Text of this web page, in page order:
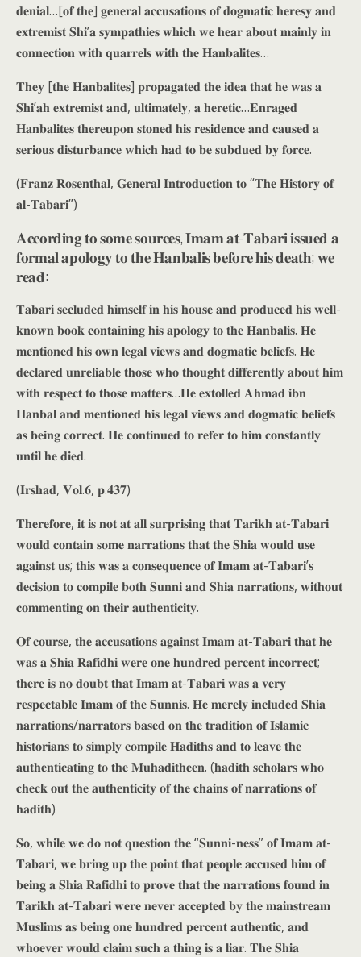
𝐝𝐞𝐧𝐢𝐚𝐥…[𝐨𝐟 𝐭𝐡𝐞] 𝐠𝐞𝐧𝐞𝐫𝐚𝐥 𝐚𝐜𝐜𝐮𝐬𝐚𝐭𝐢𝐨𝐧𝐬 𝐨𝐟 𝐝𝐨𝐠𝐦𝐚𝐭𝐢𝐜 𝐡𝐞𝐫𝐞𝐬𝐲 𝐚𝐧𝐝
𝐞𝐱𝐭𝐫𝐞𝐦𝐢𝐬𝐭 𝐒𝐡𝐢’𝐚 𝐬𝐲𝐦𝐩𝐚𝐭𝐡𝐢𝐞𝐬 𝐰𝐡𝐢𝐜𝐡 𝐰𝐞 𝐡𝐞𝐚𝐫 𝐚𝐛𝐨𝐮𝐭 𝐦𝐚𝐢𝐧𝐥𝐲 𝐢𝐧
𝐜𝐨𝐧𝐧𝐞𝐜𝐭𝐢𝐨𝐧 𝐰𝐢𝐭𝐡 𝐪𝐮𝐚𝐫𝐫𝐞𝐥𝐬 𝐰𝐢𝐭𝐡 𝐭𝐡𝐞 𝐇𝐚𝐧𝐛𝐚𝐥𝐢𝐭𝐞𝐬…
𝐓𝐡𝐞𝐲 [𝐭𝐡𝐞 𝐇𝐚𝐧𝐛𝐚𝐥𝐢𝐭𝐞𝐬] 𝐩𝐫𝐨𝐩𝐚𝐠𝐚𝐭𝐞𝐝 𝐭𝐡𝐞 𝐢𝐝𝐞𝐚 𝐭𝐡𝐚𝐭 𝐡𝐞 𝐰𝐚𝐬 𝐚
𝐒𝐡𝐢’𝐚𝐡 𝐞𝐱𝐭𝐫𝐞𝐦𝐢𝐬𝐭 𝐚𝐧𝐝, 𝐮𝐥𝐭𝐢𝐦𝐚𝐭𝐞𝐥𝐲, 𝐚 𝐡𝐞𝐫𝐞𝐭𝐢𝐜…𝐄𝐧𝐫𝐚𝐠𝐞𝐝
𝐇𝐚𝐧𝐛𝐚𝐥𝐢𝐭𝐞𝐬 𝐭𝐡𝐞𝐫𝐞𝐮𝐩𝐨𝐧 𝐬𝐭𝐨𝐧𝐞𝐝 𝐡𝐢𝐬 𝐫𝐞𝐬𝐢𝐝𝐞𝐧𝐜𝐞 𝐚𝐧𝐝 𝐜𝐚𝐮𝐬𝐞𝐝 𝐚
𝐬𝐞𝐫𝐢𝐨𝐮𝐬 𝐝𝐢𝐬𝐭𝐮𝐫𝐛𝐚𝐧𝐜𝐞 𝐰𝐡𝐢𝐜𝐡 𝐡𝐚𝐝 𝐭𝐨 𝐛𝐞 𝐬𝐮𝐛𝐝𝐮𝐞𝐝 𝐛𝐲 𝐟𝐨𝐫𝐜𝐞.
(𝐅𝐫𝐚𝐧𝐳 𝐑𝐨𝐬𝐞𝐧𝐭𝐡𝐚𝐥, 𝐆𝐞𝐧𝐞𝐫𝐚𝐥 𝐈𝐧𝐭𝐫𝐨𝐝𝐮𝐜𝐭𝐢𝐨𝐧 𝐭𝐨 “𝐓𝐡𝐞 𝐇𝐢𝐬𝐭𝐨𝐫𝐲 𝐨𝐟
𝐚𝐥-𝐓𝐚𝐛𝐚𝐫𝐢”)
𝐀𝐜𝐜𝐨𝐫𝐝𝐢𝐧𝐠 𝐭𝐨 𝐬𝐨𝐦𝐞 𝐬𝐨𝐮𝐫𝐜𝐞𝐬, 𝐈𝐦𝐚𝐦 𝐚𝐭-𝐓𝐚𝐛𝐚𝐫𝐢 𝐢𝐬𝐬𝐮𝐞𝐝 𝐚
𝐟𝐨𝐫𝐦𝐚𝐥 𝐚𝐩𝐨𝐥𝐨𝐠𝐲 𝐭𝐨 𝐭𝐡𝐞 𝐇𝐚𝐧𝐛𝐚𝐥𝐢𝐬 𝐛𝐞𝐟𝐨𝐫𝐞 𝐡𝐢𝐬 𝐝𝐞𝐚𝐭𝐡; 𝐰𝐞
𝐫𝐞𝐚𝐝:
𝐓𝐚𝐛𝐚𝐫𝐢 𝐬𝐞𝐜𝐥𝐮𝐝𝐞𝐝 𝐡𝐢𝐦𝐬𝐞𝐥𝐟 𝐢𝐧 𝐡𝐢𝐬 𝐡𝐨𝐮𝐬𝐞 𝐚𝐧𝐝 𝐩𝐫𝐨𝐝𝐮𝐜𝐞𝐝 𝐡𝐢𝐬 𝐰𝐞𝐥𝐥-
𝐤𝐧𝐨𝐰𝐧 𝐛𝐨𝐨𝐤 𝐜𝐨𝐧𝐭𝐚𝐢𝐧𝐢𝐧𝐠 𝐡𝐢𝐬 𝐚𝐩𝐨𝐥𝐨𝐠𝐲 𝐭𝐨 𝐭𝐡𝐞 𝐇𝐚𝐧𝐛𝐚𝐥𝐢𝐬. 𝐇𝐞
𝐦𝐞𝐧𝐭𝐢𝐨𝐧𝐞𝐝 𝐡𝐢𝐬 𝐨𝐰𝐧 𝐥𝐞𝐠𝐚𝐥 𝐯𝐢𝐞𝐰𝐬 𝐚𝐧𝐝 𝐝𝐨𝐠𝐦𝐚𝐭𝐢𝐜 𝐛𝐞𝐥𝐢𝐞𝐟𝐬. 𝐇𝐞
𝐝𝐞𝐜𝐥𝐚𝐫𝐞𝐝 𝐮𝐧𝐫𝐞𝐥𝐢𝐚𝐛𝐥𝐞 𝐭𝐡𝐨𝐬𝐞 𝐰𝐡𝐨 𝐭𝐡𝐨𝐮𝐠𝐡𝐭 𝐝𝐢𝐟𝐟𝐞𝐫𝐞𝐧𝐭𝐥𝐲 𝐚𝐛𝐨𝐮𝐭 𝐡𝐢𝐦
𝐰𝐢𝐭𝐡 𝐫𝐞𝐬𝐩𝐞𝐜𝐭 𝐭𝐨 𝐭𝐡𝐨𝐬𝐞 𝐦𝐚𝐭𝐭𝐞𝐫𝐬…𝐇𝐞 𝐞𝐱𝐭𝐨𝐥𝐥𝐞𝐝 𝐀𝐡𝐦𝐚𝐝 𝐢𝐛𝐧
𝐇𝐚𝐧𝐛𝐚𝐥 𝐚𝐧𝐝 𝐦𝐞𝐧𝐭𝐢𝐨𝐧𝐞𝐝 𝐡𝐢𝐬 𝐥𝐞𝐠𝐚𝐥 𝐯𝐢𝐞𝐰𝐬 𝐚𝐧𝐝 𝐝𝐨𝐠𝐦𝐚𝐭𝐢𝐜 𝐛𝐞𝐥𝐢𝐞𝐟𝐬
𝐚𝐬 𝐛𝐞𝐢𝐧𝐠 𝐜𝐨𝐫𝐫𝐞𝐜𝐭. 𝐇𝐞 𝐜𝐨𝐧𝐭𝐢𝐧𝐮𝐞𝐝 𝐭𝐨 𝐫𝐞𝐟𝐞𝐫 𝐭𝐨 𝐡𝐢𝐦 𝐜𝐨𝐧𝐬𝐭𝐚𝐧𝐭𝐥𝐲
𝐮𝐧𝐭𝐢𝐥 𝐡𝐞 𝐝𝐢𝐞𝐝.
(𝐈𝐫𝐬𝐡𝐚𝐝, 𝐕𝐨𝐥.𝟔, 𝐩.𝟒𝟑𝟕)
𝐓𝐡𝐞𝐫𝐞𝐟𝐨𝐫𝐞, 𝐢𝐭 𝐢𝐬 𝐧𝐨𝐭 𝐚𝐭 𝐚𝐥𝐥 𝐬𝐮𝐫𝐩𝐫𝐢𝐬𝐢𝐧𝐠 𝐭𝐡𝐚𝐭 𝐓𝐚𝐫𝐢𝐤𝐡 𝐚𝐭-𝐓𝐚𝐛𝐚𝐫𝐢
𝐰𝐨𝐮𝐥𝐝 𝐜𝐨𝐧𝐭𝐚𝐢𝐧 𝐬𝐨𝐦𝐞 𝐧𝐚𝐫𝐫𝐚𝐭𝐢𝐨𝐧𝐬 𝐭𝐡𝐚𝐭 𝐭𝐡𝐞 𝐒𝐡𝐢𝐚 𝐰𝐨𝐮𝐥𝐝 𝐮𝐬𝐞
𝐚𝐠𝐚𝐢𝐧𝐬𝐭 𝐮𝐬; 𝐭𝐡𝐢𝐬 𝐰𝐚𝐬 𝐚 𝐜𝐨𝐧𝐬𝐞𝐪𝐮𝐞𝐧𝐜𝐞 𝐨𝐟 𝐈𝐦𝐚𝐦 𝐚𝐭-𝐓𝐚𝐛𝐚𝐫𝐢’𝐬
𝐝𝐞𝐜𝐢𝐬𝐢𝐨𝐧 𝐭𝐨 𝐜𝐨𝐦𝐩𝐢𝐥𝐞 𝐛𝐨𝐭𝐡 𝐒𝐮𝐧𝐧𝐢 𝐚𝐧𝐝 𝐒𝐡𝐢𝐚 𝐧𝐚𝐫𝐫𝐚𝐭𝐢𝐨𝐧𝐬, 𝐰𝐢𝐭𝐡𝐨𝐮𝐭
𝐜𝐨𝐦𝐦𝐞𝐧𝐭𝐢𝐧𝐠 𝐨𝐧 𝐭𝐡𝐞𝐢𝐫 𝐚𝐮𝐭𝐡𝐞𝐧𝐭𝐢𝐜𝐢𝐭𝐲.
𝐎𝐟 𝐜𝐨𝐮𝐫𝐬𝐞, 𝐭𝐡𝐞 𝐚𝐜𝐜𝐮𝐬𝐚𝐭𝐢𝐨𝐧𝐬 𝐚𝐠𝐚𝐢𝐧𝐬𝐭 𝐈𝐦𝐚𝐦 𝐚𝐭-𝐓𝐚𝐛𝐚𝐫𝐢 𝐭𝐡𝐚𝐭 𝐡𝐞
𝐰𝐚𝐬 𝐚 𝐒𝐡𝐢𝐚 𝐑𝐚𝐟𝐢𝐝𝐡𝐢 𝐰𝐞𝐫𝐞 𝐨𝐧𝐞 𝐡𝐮𝐧𝐝𝐫𝐞𝐝 𝐩𝐞𝐫𝐜𝐞𝐧𝐭 𝐢𝐧𝐜𝐨𝐫𝐫𝐞𝐜𝐭;
𝐭𝐡𝐞𝐫𝐞 𝐢𝐬 𝐧𝐨 𝐝𝐨𝐮𝐛𝐭 𝐭𝐡𝐚𝐭 𝐈𝐦𝐚𝐦 𝐚𝐭-𝐓𝐚𝐛𝐚𝐫𝐢 𝐰𝐚𝐬 𝐚 𝐯𝐞𝐫𝐲
𝐫𝐞𝐬𝐩𝐞𝐜𝐭𝐚𝐛𝐥𝐞 𝐈𝐦𝐚𝐦 𝐨𝐟 𝐭𝐡𝐞 𝐒𝐮𝐧𝐧𝐢𝐬. 𝐇𝐞 𝐦𝐞𝐫𝐞𝐥𝐲 𝐢𝐧𝐜𝐥𝐮𝐝𝐞𝐝 𝐒𝐡𝐢𝐚
𝐧𝐚𝐫𝐫𝐚𝐭𝐢𝐨𝐧𝐬/𝐧𝐚𝐫𝐫𝐚𝐭𝐨𝐫𝐬 𝐛𝐚𝐬𝐞𝐝 𝐨𝐧 𝐭𝐡𝐞 𝐭𝐫𝐚𝐝𝐢𝐭𝐢𝐨𝐧 𝐨𝐟 𝐈𝐬𝐥𝐚𝐦𝐢𝐜
𝐡𝐢𝐬𝐭𝐨𝐫𝐢𝐚𝐧𝐬 𝐭𝐨 𝐬𝐢𝐦𝐩𝐥𝐲 𝐜𝐨𝐦𝐩𝐢𝐥𝐞 𝐇𝐚𝐝𝐢𝐭𝐡𝐬 𝐚𝐧𝐝 𝐭𝐨 𝐥𝐞𝐚𝐯𝐞 𝐭𝐡𝐞
𝐚𝐮𝐭𝐡𝐞𝐧𝐭𝐢𝐜𝐚𝐭𝐢𝐧𝐠 𝐭𝐨 𝐭𝐡𝐞 𝐌𝐮𝐡𝐚𝐝𝐢𝐭𝐡𝐞𝐞𝐧. (𝐡𝐚𝐝𝐢𝐭𝐡 𝐬𝐜𝐡𝐨𝐥𝐚𝐫𝐬 𝐰𝐡𝐨
𝐜𝐡𝐞𝐜𝐤 𝐨𝐮𝐭 𝐭𝐡𝐞 𝐚𝐮𝐭𝐡𝐞𝐧𝐭𝐢𝐜𝐢𝐭𝐲 𝐨𝐟 𝐭𝐡𝐞 𝐜𝐡𝐚𝐢𝐧𝐬 𝐨𝐟 𝐧𝐚𝐫𝐫𝐚𝐭𝐢𝐨𝐧𝐬 𝐨𝐟
𝐡𝐚𝐝𝐢𝐭𝐡)
𝐒𝐨, 𝐰𝐡𝐢𝐥𝐞 𝐰𝐞 𝐝𝐨 𝐧𝐨𝐭 𝐪𝐮𝐞𝐬𝐭𝐢𝐨𝐧 𝐭𝐡𝐞 “𝐒𝐮𝐧𝐧𝐢-𝐧𝐞𝐬𝐬” 𝐨𝐟 𝐈𝐦𝐚𝐦 𝐚𝐭-
𝐓𝐚𝐛𝐚𝐫𝐢, 𝐰𝐞 𝐛𝐫𝐢𝐧𝐠 𝐮𝐩 𝐭𝐡𝐞 𝐩𝐨𝐢𝐧𝐭 𝐭𝐡𝐚𝐭 𝐩𝐞𝐨𝐩𝐥𝐞 𝐚𝐜𝐜𝐮𝐬𝐞𝐝 𝐡𝐢𝐦 𝐨𝐟
𝐛𝐞𝐢𝐧𝐠 𝐚 𝐒𝐡𝐢𝐚 𝐑𝐚𝐟𝐢𝐝𝐡𝐢 𝐭𝐨 𝐩𝐫𝐨𝐯𝐞 𝐭𝐡𝐚𝐭 𝐭𝐡𝐞 𝐧𝐚𝐫𝐫𝐚𝐭𝐢𝐨𝐧𝐬 𝐟𝐨𝐮𝐧𝐝 𝐢𝐧
𝐓𝐚𝐫𝐢𝐤𝐡 𝐚𝐭-𝐓𝐚𝐛𝐚𝐫𝐢 𝐰𝐞𝐫𝐞 𝐧𝐞𝐯𝐞𝐫 𝐚𝐜𝐜𝐞𝐩𝐭𝐞𝐝 𝐛𝐲 𝐭𝐡𝐞 𝐦𝐚𝐢𝐧𝐬𝐭𝐫𝐞𝐚𝐦
𝐌𝐮𝐬𝐥𝐢𝐦𝐬 𝐚𝐬 𝐛𝐞𝐢𝐧𝐠 𝐨𝐧𝐞 𝐡𝐮𝐧𝐝𝐫𝐞𝐝 𝐩𝐞𝐫𝐜𝐞𝐧𝐭 𝐚𝐮𝐭𝐡𝐞𝐧𝐭𝐢𝐜, 𝐚𝐧𝐝
𝐰𝐡𝐨𝐞𝐯𝐞𝐫 𝐰𝐨𝐮𝐥𝐝 𝐜𝐥𝐚𝐢𝐦 𝐬𝐮𝐜𝐡 𝐚 𝐭𝐡𝐢𝐧𝐠 𝐢𝐬 𝐚 𝐥𝐢𝐚𝐫. 𝐓𝐡𝐞 𝐒𝐡𝐢𝐚